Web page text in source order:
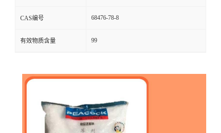
CAS编号 68476-78-8
有效物质含量 99